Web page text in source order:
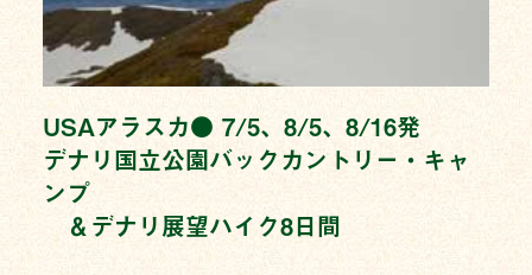
USAアラスカ● 7/5、8/5、8/16発
デナリ国立公園バックカントリー・キャ
ンプ
＆デナリ展望ハイク8日間